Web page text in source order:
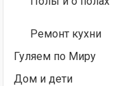
Ремонт кухни
Гуляем по Миру
Дом и дети